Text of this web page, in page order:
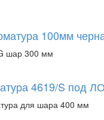
100мм
шар 300 мм
4619/S под
для шара 400 мм